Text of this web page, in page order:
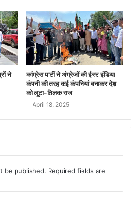
ने
कांग्रेस पार्टी ने अंग्रेजों की ईस्ट इंडिया
कंपनी की तरह कई कंपनियां बनाकर देश
को लूटा-तिलक राज
April 18, 2025
be published. Required fields are